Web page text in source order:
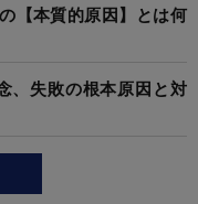
【本質的原因】とは何
、失敗の根本原因と対